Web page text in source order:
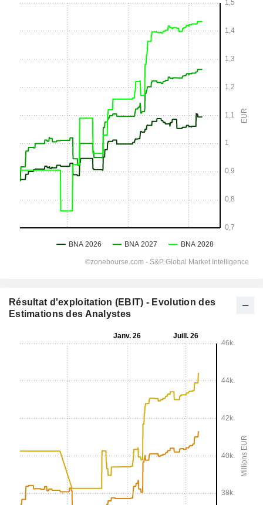
Résultat d'exploitation (EBIT) - Evolution des
Estimations des Analystes